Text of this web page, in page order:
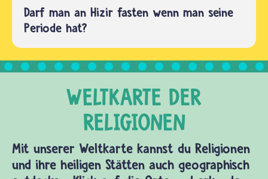
Darf man an Hizir fasten wenn man seine
Periode hat?
Mit unserer Weltkarte kannst du Religionen
und ihre heiligen Stätten auch geographisch